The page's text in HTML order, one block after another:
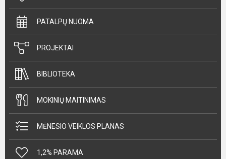
PATALPŲ NUOMA
PROJEKTAI
BIBLIOTEKA
MOKINIŲ MAITINIMAS
MĖNESIO VEIKLOS PLANAS
1,2% PARAMA